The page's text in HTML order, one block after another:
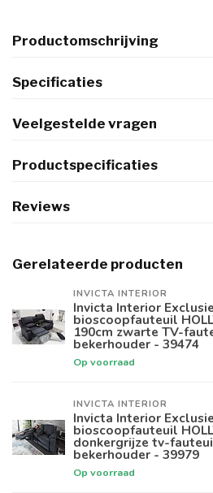
Productomschrijving
Specificaties
Veelgestelde vragen
Productspecificaties
Reviews
Gerelateerde producten
INVICTA INTERIOR
Invicta Interior
bioscoopfauteuil
190cm zwarte TV-
bekerhouder - 39474
Op voorraad
INVICTA INTERIOR
Invicta Interior
bioscoopfauteuil
donkergrijze tv-
bekerhouder - 39979
Op voorraad